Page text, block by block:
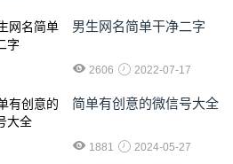
男生网名简单干净二字
2606 2022-07-17
简单有创意的微信号大全
1881 2024-05-27